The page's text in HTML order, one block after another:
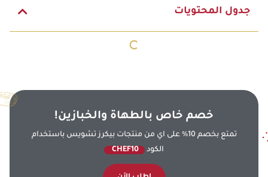
جدول المحتويات
خصم خاص بالطهاة والخبازين!
تمتع بخصم 10% على اي من منتجات بيكرز تشويس باستخدام
الكود
CHEF10